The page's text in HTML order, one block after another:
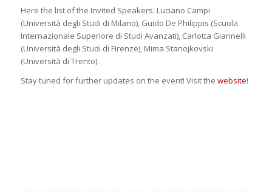
Here the list of the Invited Speakers: Luciano Campi
(Università degli Studi di Milano), Guido De Philippis (Scuola
Internazionale Superiore di Studi Avanzati), Carlotta Giannelli
(Università degli Studi di Firenze), Mima Stanojkovski
(Università di Trento).
Stay tuned for further updates on the event! Visit the website!